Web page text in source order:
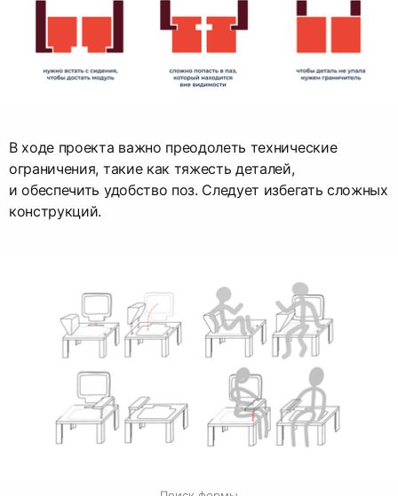
В ходе проекта важно преодолеть технические
ограничения, такие как тяжесть деталей,
и обеспечить удобство поз. Следует избегать сложных
конструкций.